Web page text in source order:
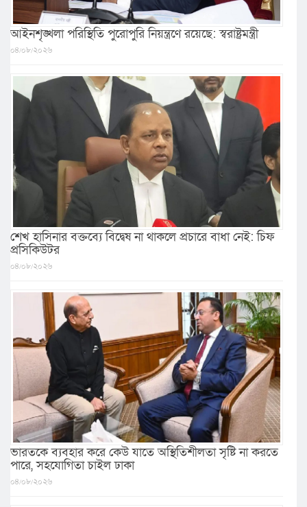
আইনশৃঙ্খলা পরিস্থিতি পুরোপুরি নিয়ন্ত্রণে রয়েছে: স্বরাষ্ট্রমন্ত্রী
০৪/০৮/২০২৬
শেখ হাসিনার বক্তব্যে বিদ্বেষ না থাকলে প্রচারে বাধা নেই: চিফ
প্রসিকিউটর
০৪/০৮/২০২৬
ভারতকে ব্যবহার করে কেউ যাতে অস্থিতিশীলতা সৃষ্টি না করতে
পারে, সহযোগিতা চাইল ঢাকা
০৪/০৮/২০২৬